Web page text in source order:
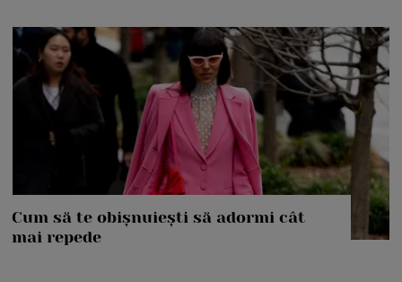
Cum să te obișnuiești să adormi cât
mai repede